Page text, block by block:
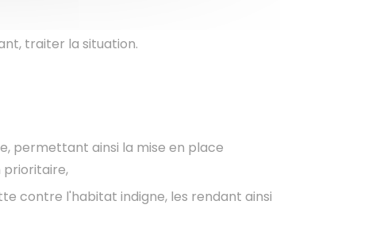
traiter la situation.
permettant ainsi la mise en place
prioritaire,
contre l'habitat indigne, les rendant ainsi